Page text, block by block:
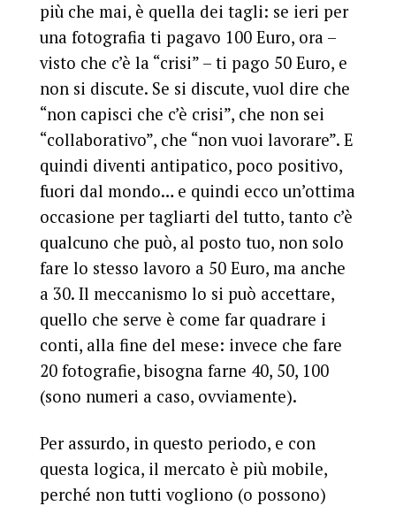
più che mai, è quella dei tagli: se ieri per
una fotografia ti pagavo 100 Euro, ora –
visto che c’è la “crisi” – ti pago 50 Euro, e
non si discute. Se si discute, vuol dire che
“non capisci che c’è crisi”, che non sei
“collaborativo”, che “non vuoi lavorare”. E
quindi diventi antipatico, poco positivo,
fuori dal mondo… e quindi ecco un’ottima
occasione per tagliarti del tutto, tanto c’è
qualcuno che può, al posto tuo, non solo
fare lo stesso lavoro a 50 Euro, ma anche
a 30. Il meccanismo lo si può accettare,
quello che serve è come far quadrare i
conti, alla fine del mese: invece che fare
20 fotografie, bisogna farne 40, 50, 100
(sono numeri a caso, ovviamente).
Per assurdo, in questo periodo, e con
questa logica, il mercato è più mobile,
perché non tutti vogliono (o possono)